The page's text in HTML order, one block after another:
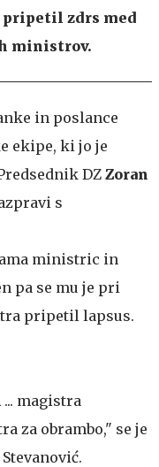
zdrs med
ministrov.
in poslance
ekipe, ki jo je
DZZoran
s
ministric in
pa se mu je pri
pripetil lapsus.
... magistra
za obrambo," se je